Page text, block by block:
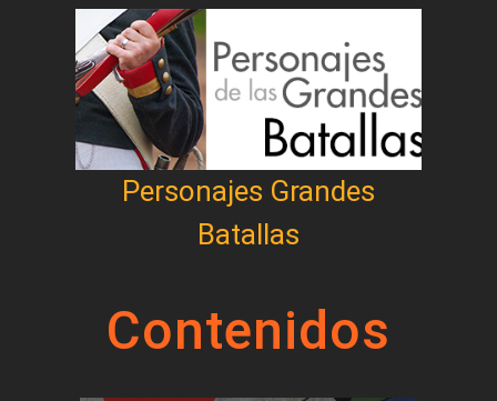
Personajes Grandes
Batallas
Contenidos